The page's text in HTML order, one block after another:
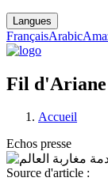
Langues
FrançaisArabic
Fil d'Ariane
Accueil
Echos presse
Source d'article :